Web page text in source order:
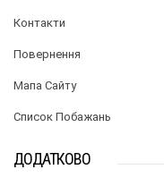
Контакти
Повернення
Мапа Сайту
Список Побажань
ДОДАТКОВО